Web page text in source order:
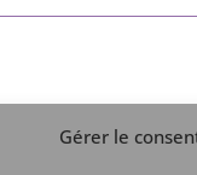
Gérer le